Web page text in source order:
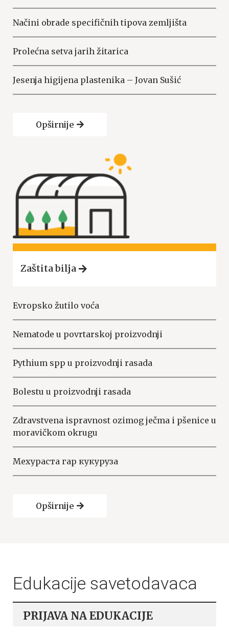
Načini obrade specifičnih tipova zemljišta
Prolećna setva jarih žitarica
Jesenja higijena plastenika – Jovan Sušić
Opširnije
Zaštita bilja
Evropsko žutilo voća
Nematode u povrtarskoj proizvodnji
Pythium spp u proizvodnji rasada
Bolestu u proizvodnji rasada
Zdravstvena ispravnost ozimog ječma i pšenice u
moravičkom okrugu
Мехураста гар кукуруза
Opširnije
Edukacije savetodavaca
PRIJAVA NA EDUKACIJE